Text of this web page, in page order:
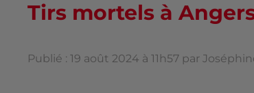
Tirs mortels à
Publié : 19 août 2024 à 11h57 par